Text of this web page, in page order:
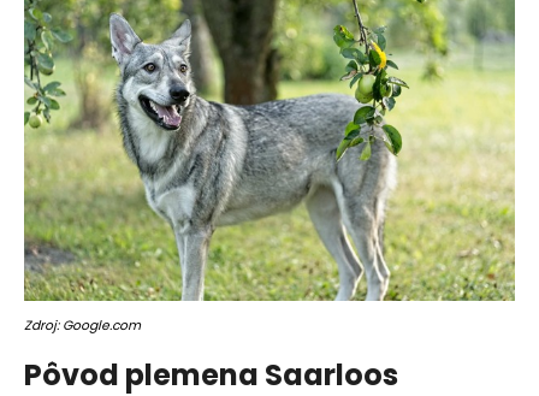
Zdroj: Google.com
Pôvod plemena Saarloos
HĽADAŤ
O
d
p
o
r
ú
č